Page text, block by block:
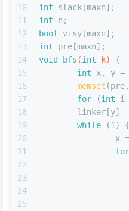
10
11
12
13
14
15
16
17
18
19
20
21
22
23
24
25
int slack[maxn];
int n;
bool
visy[maxn];
int pre[maxn];
void bfs (int k)
{
int x, y =
memset (pre,
for (int i
linker[y]
while (1 ) {
for